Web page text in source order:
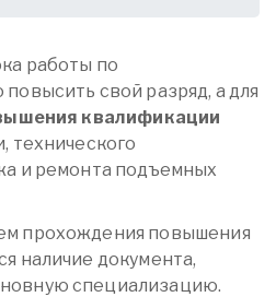
работы по
свой разряд, а для
квалификации
технического
и ремонта подъемных
прохождения повышения
наличие документа,
специализацию.